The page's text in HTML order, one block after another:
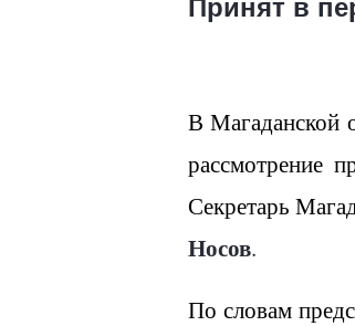
Принят в
В Магаданской
рассмотрение
Секретарь
Носов.
По словам